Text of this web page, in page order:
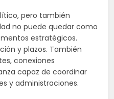
pero también
no puede quedar como
estratégicos.
y plazos. También
conexiones
capaz de coordinar
y administraciones.